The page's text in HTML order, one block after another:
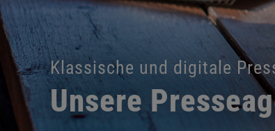
Klassische und digitale
Unsere